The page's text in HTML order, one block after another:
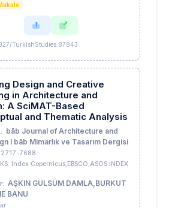
TurkishStudies.87843
Design and Creative
in Architecture and
A SciMAT-Based
and Thematic Analysis
bāb Journal of Architecture and
I bāb Mimarlık ve Tasarım Dergisi
2717-7688
Index Copernicus,EBSCO,ASOS İNDEX
AŞKIN GÜLSÜM DAMLA,BURKUT
BANU